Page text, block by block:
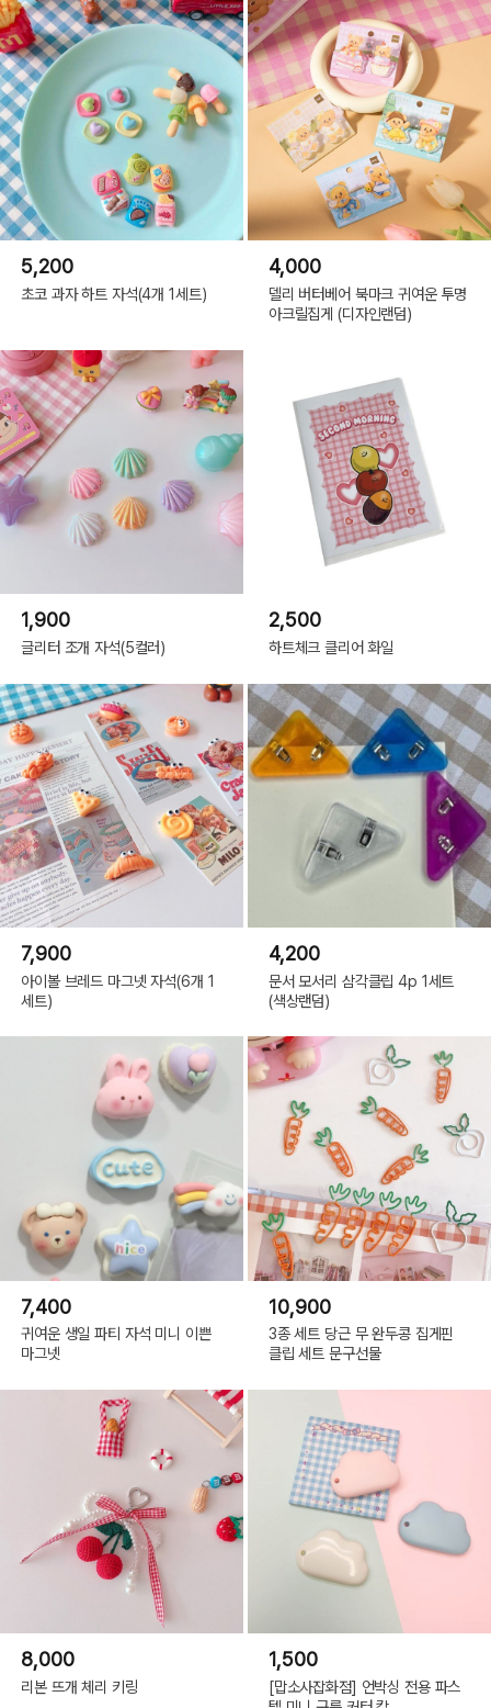
5,200
초코 과자 하트 자석(4개 1세트)
4,000
델리 버터베어 북마크 귀여운 투명
아크릴집게 (디자인랜덤)
1,900
글리터 조개 자석(5컬러)
2,500
하트체크 클리어 화일
7,900
아이볼 브레드 마그넷 자석(6개 1
세트)
4,200
문서 모서리 삼각클립 4p 1세트
(색상랜덤)
7,400
귀여운 생일 파티 자석 미니 이쁜
마그넷
10,900
3종 세트 당근 무 완두콩 집게핀
클립 세트 문구선물
8,000
리본 뜨개 체리 키링
1,500
[맙소사잡화점] 언박싱 전용 파스